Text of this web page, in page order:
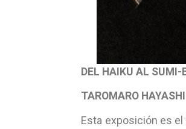
DEL HAIKU AL SUMI-
TAROMARO
Esta exposición es el